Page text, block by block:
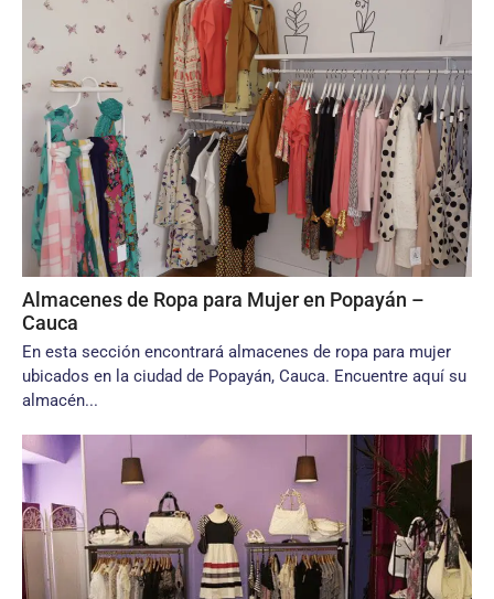
Almacenes de Ropa para Mujer en Popayán –
Cauca
En esta sección encontrará almacenes de ropa para mujer
ubicados en la ciudad de Popayán, Cauca. Encuentre aquí su
almacén...